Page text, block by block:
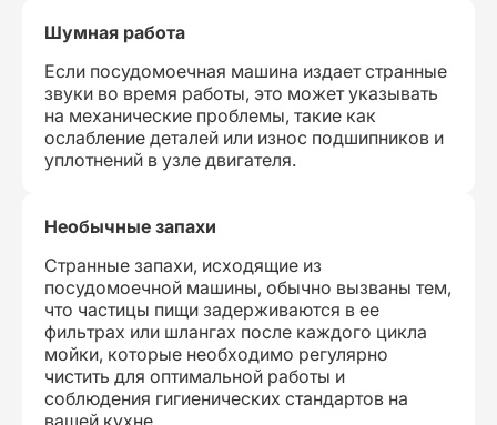
Шумная работа
Если посудомоечная машина издает странные
звуки во время работы, это может указывать
на механические проблемы, такие как
ослабление деталей или износ подшипников и
уплотнений в узле двигателя.
Необычные запахи
Странные запахи, исходящие из
посудомоечной машины, обычно вызваны тем,
что частицы пищи задерживаются в ее
фильтрах или шлангах после каждого цикла
мойки, которые необходимо регулярно
чистить для оптимальной работы и
соблюдения гигиенических стандартов на
вашей кухне.